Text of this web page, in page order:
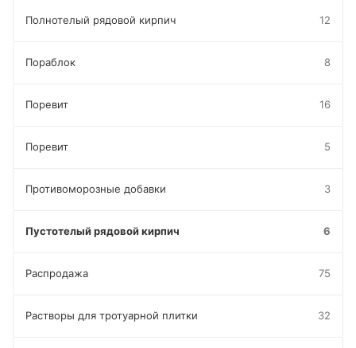
Полнотелый рядовой кирпич 12
Пораблок 8
Поревит 16
Поревит 5
Противоморозные добавки 3
Пустотелый рядовой кирпич 6
Распродажа 75
Растворы для тротуарной плитки 32